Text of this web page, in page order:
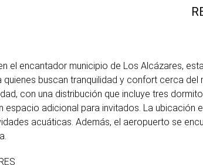
el encantador municipio de Los Alcázares,
quienes buscan tranquilidad y confort cerca
con una distribución que incluye tres
espacio adicional para invitados. La ubicación
acuáticas. Además, el aeropuerto se